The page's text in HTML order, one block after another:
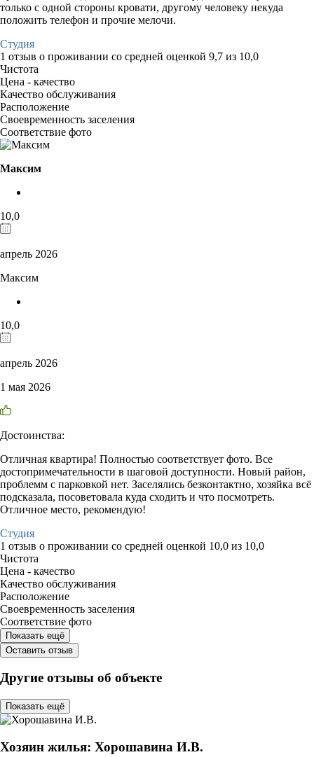
только с одной стороны кровати, другому человеку некуда
положить телефон и прочие мелочи.
Студия
1 отзыв о проживании со средней оценкой 9,7 из 10,0
Чистота
Цена - качество
Качество обслуживания
Расположение
Своевременность заселения
Соответствие фото
Максим
10,0
апрель 2026
Максим
10,0
апрель 2026
1 мая 2026
Достоинства:
Отличная квартира! Полностью соответствует фото. Все
достопримечательности в шаговой доступности. Новый район,
проблемм с парковкой нет. Заселялись безконтактно, хозяйка всё
подсказала, посоветовала куда сходить и что посмотреть.
Отличное место, рекомендую!
Студия
1 отзыв о проживании со средней оценкой 10,0 из 10,0
Чистота
Цена - качество
Качество обслуживания
Расположение
Своевременность заселения
Соответствие фото
Показать ещё
Оставить отзыв
Другие отзывы об объекте
Показать ещё
Хозяин жилья: Хорошавина И.В.